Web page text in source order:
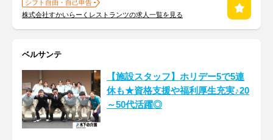
シフト自由・自己申告
株式会社すかいらーくレストランツの求人一覧を見る
ベルサンテ
【施設スタッフ】ホリデー5で5連
休も★資格支援や福利厚生充実♪20
～50代活躍◎